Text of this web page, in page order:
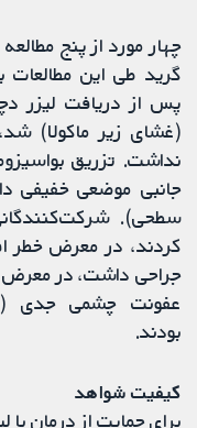
چهار مورد از پنج
گرید طی این
(غشای زیر ماکولا)
نداشت. تزریق
جانبی موضعی خفیفی
سطحی).
‌کردند، در معرض خطر
جراحی داشت، در معرض
بودند.
کیفیت شواهد
برای حمایت از درمان با